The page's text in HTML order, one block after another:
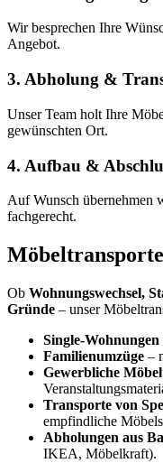
Wir besprechen Ihre
Angebot.
3. Abholung &
Unser Team holt Ihre
gewünschten Ort.
4. Aufbau &
Auf Wunsch übernehmen
fachgerecht.
Ob Wohnungswechsel,
Gründe – unser
Single-Wohnungen
Familienumzüge –
Gewerbliche
Transporte von
empfindliche
Abholungen aus
IKEA, Möbelkraft).